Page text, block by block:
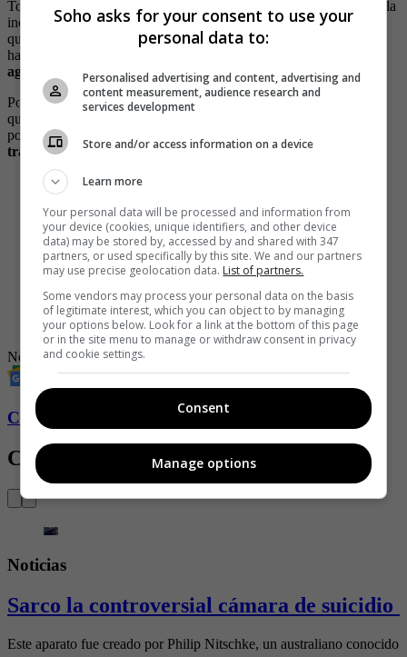
Todo sucedió en la mañana de este martes 24 de enero
, cuando la
indignada comunidad decidió actuar para darle una lección, por lo
que lo capturaron y lo empezaron a golpear con patadas, puños y
hasta cascos, para terminar dejándolo amarrado en un
agua
Por medio de redes sociales se dio a conocer un video en el que
quedó captado el momento al que al sujeto le dan
posteriormente, lo dejan
transeúntes
Hace pocos minutos fue capturado este ladrón por
palace
— Denuncias Antioquia (@DenunciasAntio2)January
24, 2023
-Brutal agresión a ladrón de una moto queda registrada en
video
-Video: mientras capturaban a delincuente perrito pasó y lo
orinó
NoticiasRevista SoHo
Conozca más de Soho aquí
Contenido Relacionado
Noticias
Sarco la controversial cámara de suicidio
Este aparato fue creado por Philip Nitschke, un australiano conocido
Soho asks for your consent to use your
personal data to:
Personalised advertising and content, advertising and
content measurement, audience research and
services development
Store and/or access information on a device
Learn more
Your personal data will be processed and information from
your device (cookies, unique identifiers, and other device
data) may be stored by, accessed by and shared with 347
partners, or used specifically by this site. We and our partners
may use precise geolocation data. List of partners.
Some vendors may process your personal data on the basis
of legitimate interest, which you can object to by managing
your options below. Look for a link at the bottom of this page
or in the site menu to manage or withdraw consent in privacy
and cookie settings.
Consent
Manage options